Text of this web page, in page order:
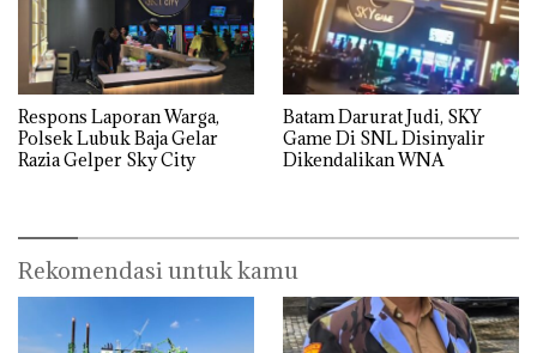
Respons Laporan Warga,
Polsek Lubuk Baja Gelar
Razia Gelper Sky City
Batam Darurat Judi, SKY
Game Di SNL Disinyalir
Dikendalikan WNA
Rekomendasi untuk kamu